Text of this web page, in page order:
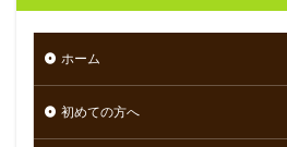
ホーム
初めての方へ